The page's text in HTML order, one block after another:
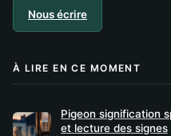
Nous écrire
À LIRE EN CE MOMENT
Pigeon signification
et lecture des signes